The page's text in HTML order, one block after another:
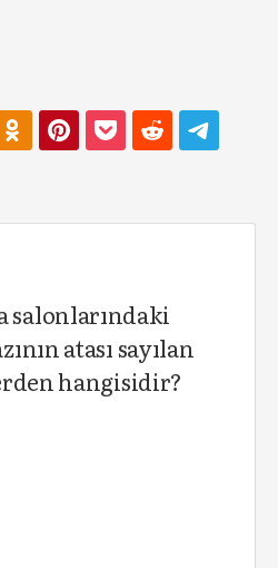
salonlarındaki
atası sayılan
hangisidir?